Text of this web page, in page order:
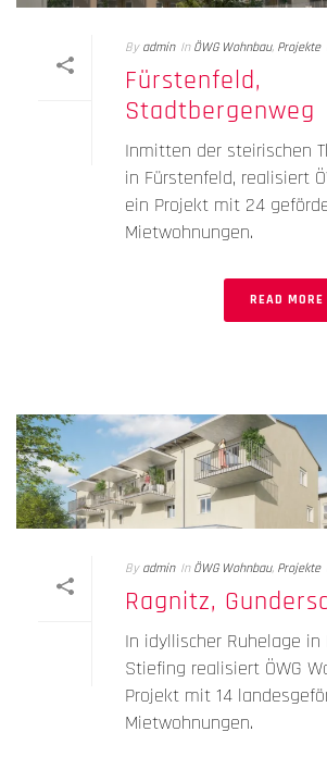
By admin In ÖWG Wohnbau, Projekte
Fürstenfeld,
Stadtbergenweg
Inmitten der steirischen
in Fürstenfeld, realisiert
ein Projekt mit 24
Mietwohnungen.
READ MORE
By admin In ÖWG Wohnbau, Projekte
Ragnitz,
In idyllischer Ruhelage
Stiefing realisiert ÖWG
Projekt mit 14
Mietwohnungen.